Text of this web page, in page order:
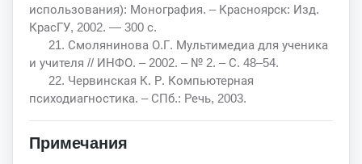
использования): Монография. – Красноярск: Изд.
КрасГУ, 2002. — 300 с.
21. Смолянинова О.Г. Мультимедиа для ученика
и учителя // ИНФО. – 2002. – № 2. – С. 48–54.
22. Червинская К. Р. Компьютерная
психодиагностика. – СПб.: Речь, 2003.
Примечания